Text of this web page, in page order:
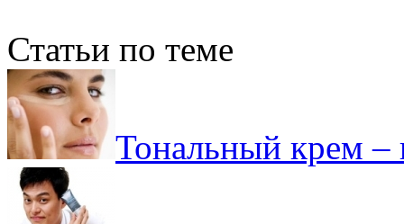
Статьи по теме
Тональный крем –